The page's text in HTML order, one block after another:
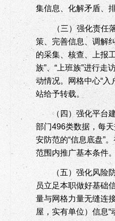
集信息、化解矛盾、
（三）强化责任
策、完善信息、调解
的采集、核查、上报
族”、“上班族”进行
动情况。网格中心“
站给予转载。
（四）强化平台
部门496类数据，每
安防范的“信息底盘”
范围内推广基本条件。
（五）强化风险
员立足本职做好基础
量与网格力量无缝连
屋，实有单位）信息